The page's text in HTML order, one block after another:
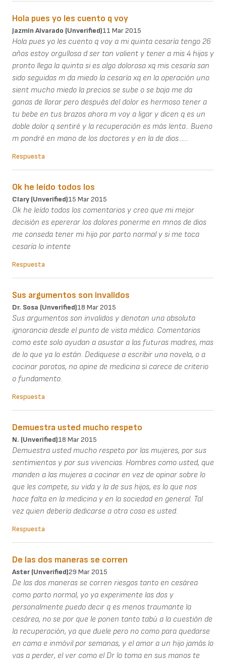
Hola pues yo les cuento q voy
Jazmín Alvarado (unverified)11 Mar 2015
Hola pues yo les cuento q voy a mi quinta cesaría tengo 26
años estoy orgullosa d ser tan valient y tener a mis 4 hijos y
pronto llega la quinta si es algo dolorosa xq mis cesaría san
sido seguidas m da miedo la cesaría xq en la operación uno
sient mucho miedo la precios se sube o se baja me da
ganas de llorar pero después del dolor es hermoso tener a
tu bebe en tus brazos ahora m voy a ligar y dicen q es un
doble dolor q sentiré y la recuperación es más lenta.. Bueno
m pondré en mano de los doctores y en la de dios......
Respuesta
Ok he leído todos los
Clary (unverified)15 Mar 2015
Ok he leído todos los comentarios y creo que mi mejor
decisión es epererar los dolores ponerme en mnos de dios
me conseda tener mi hijo por parto normal y si me toca
cesaría lo intente
Respuesta
Sus argumentos son invalidos
Dr. Sosa (unverified)18 Mar 2015
Sus argumentos son invalidos y denotan una absoluta
ignorancia desde el punto de vista médico. Comentarios
como este solo ayudan a asustar a las futuras madres, mas
de lo que ya lo están. Dediquese a escribir una novela, o a
cocinar porotos, no opine de medicina si carece de criterio
o fundamento.
Respuesta
Demuestra usted mucho respeto
N. (unverified)18 Mar 2015
Demuestra usted mucho respeto por las mujeres, por sus
sentimientos y por sus vivencias. Hombres como usted, que
manden a las mujeres a cocinar en vez de opinar sobre lo
que les compete, su vida y la de sus hijos, es lo que nos
hace falta en la medicina y en la sociedad en general. Tal
vez quien debería dedicarse a otra cosa es usted.
Respuesta
De las dos maneras se corren
Aster (unverified)29 Mar 2015
De las dos maneras se corren riesgos tanto en cesárea
como parto normal, yo ya experimente las dos y
personalmente puedo decir q es menos traumante la
cesárea, no se por que le ponen tanto tabú a la cuestión de
la recuperación, ya que duele pero no como para quedarse
en cama e inmóvil por semanas, y el amor a un hijo jamás lo
vas a perder, el ver como el Dr lo toma en sus manos te